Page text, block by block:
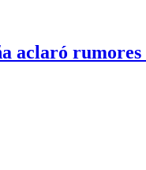
aclaró